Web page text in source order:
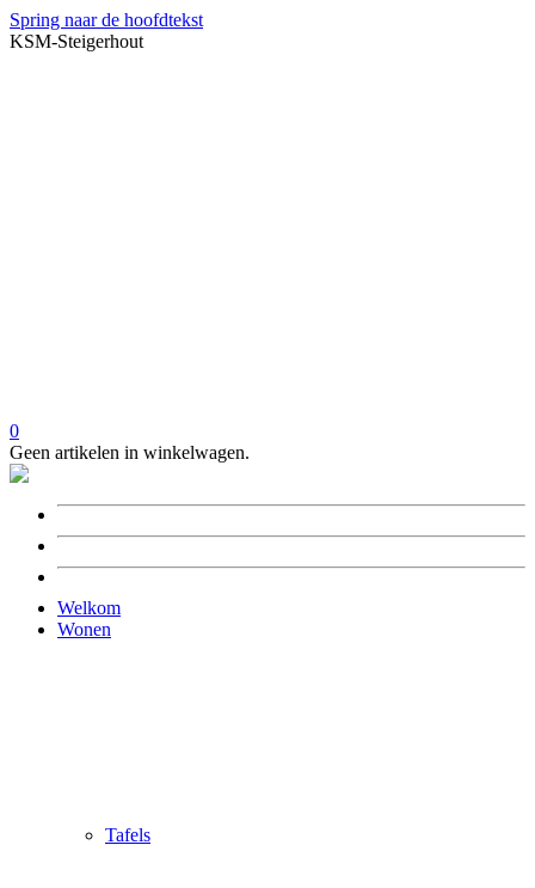
Spring naar de hoofdtekst
KSM-Steigerhout
0
Geen artikelen in winkelwagen.
Welkom
Wonen
Tafels